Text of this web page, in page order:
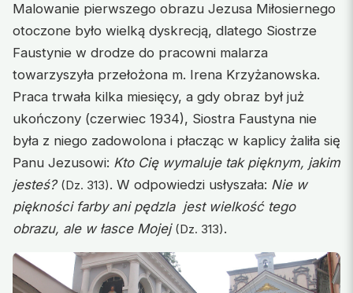
Malowanie pierwszego obrazu Jezusa Miłosiernego
otoczone było wielką dyskrecją, dlatego Siostrze
Faustynie w drodze do pracowni malarza
towarzyszyła przełożona m. Irena Krzyżanowska.
Praca trwała kilka miesięcy, a gdy obraz był już
ukończony (czerwiec 1934), Siostra Faustyna nie
była z niego zadowolona i płacząc w kaplicy żaliła się
Panu Jezusowi: Kto Cię wymaluje tak pięknym, jakim
jesteś? (Dz. 313). W odpowiedzi usłyszała: Nie w
piękności farby ani pędzla jest wielkość tego
obrazu, ale w łasce Mojej (Dz. 313).